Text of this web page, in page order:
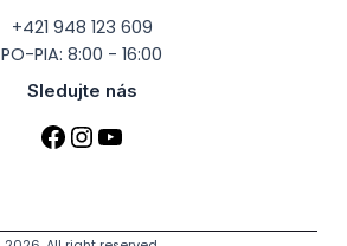
+421 948 123 609
PO-PIA: 8:00 - 16:00
Sledujte nás